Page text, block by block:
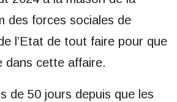
des forces sociales de
l’Etat de tout faire pour que
dans cette affaire.
de 50 jours depuis que les